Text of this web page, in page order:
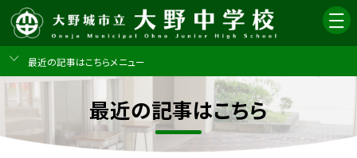
最近の記事はこちらメニュー
最近の記事はこちら